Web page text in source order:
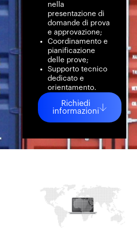
nella
presentazione di
domande di prova
e approvazione;
Coordinamento e
pianificazione
delle prove;
Supporto tecnico
dedicato e
orientamento.
Richiedi
informazioni